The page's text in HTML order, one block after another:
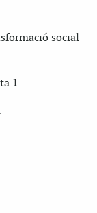
social
1